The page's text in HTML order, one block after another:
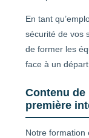
En tant
sécurité de vos
de former les
face à un départ
Contenu
première
Notre formation